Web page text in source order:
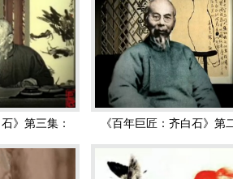
献’最大的东西。齐白石画虾，画萝卜，虽
，师法自然；书写性灵，别具一格。
。一生勤奋，砚耕不辍，自食其力，品行
，展示出个人艺术魅力。
》、《白石诗草》、《白石印草》、《白
《齐白石作品集》等传世。
析
蚪逆水而游动，旁边是山石。据说这是老
近现代 篆书立轴 齐白石 近现
》第三集：
《百年巨匠：齐白石》第
从画匠到